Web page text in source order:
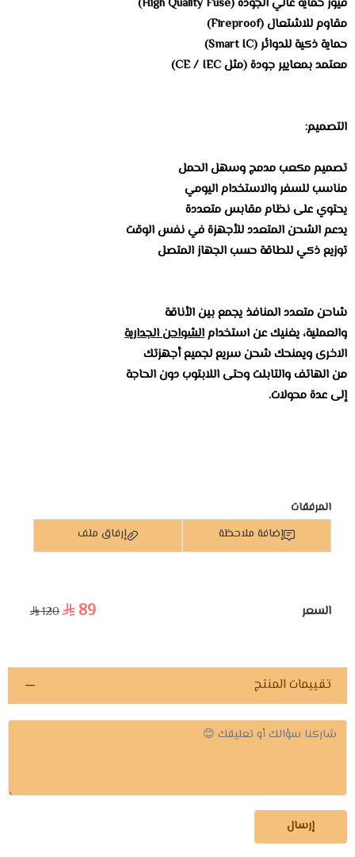
مقاوم للاشتعال (Fireproof)
حماية ذكية للدوائر (Smart IC)
معتمد بمعايير جودة (مثل CE / IEC)
التصميم:
تصميم مكعب مدمج وسهل الحمل
مناسب للسفر والاستخدام اليومي
يحتوي على نظام مقابس متعددة
يدعم الشحن المتعدد للأجهزة في نفس الوقت
توزيع ذكي للطاقة حسب الجهاز المتصل
شاحن متعدد المنافذ يجمع بين الأناقة
والعملية، يغنيك عن استخدامالشواحن الجدارية
الاخرى ويمنحك شحن سريع لجميع أجهزتك
من الهاتف والتابلت وحتى اللابتوب دون الحاجة
إلى عدة محولات.
المرفقات
إضافة ملاحظة
إرفاق ملف
السعر 89
120
تقييمات المنتج
إرسال